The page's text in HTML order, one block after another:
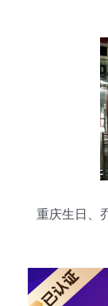
重庆生日、